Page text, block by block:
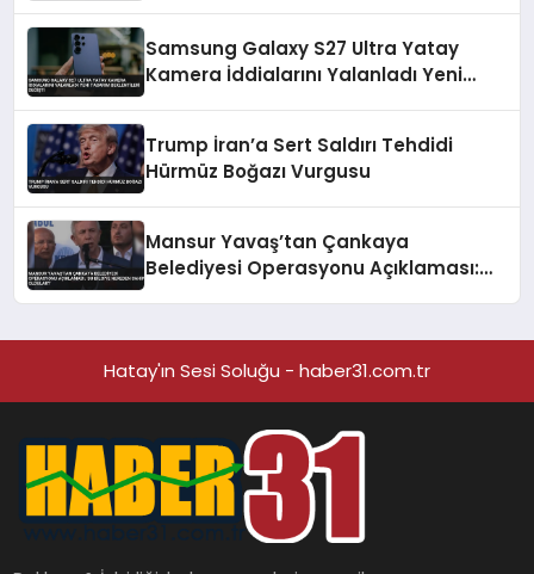
Samsung Galaxy S27 Ultra Yatay
Kamera İddialarını Yalanladı Yeni
Trump İran’a Sert Saldırı Tehdidi
Hürmüz Boğazı Vurgusu
Mansur Yavaş’tan Çankaya
Belediyesi Operasyonu Açıklaması:
Hatay'ın Sesi Soluğu - haber31.com.tr